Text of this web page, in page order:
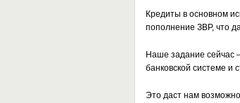
Кредиты в основном
пополнение ЗВР, что
Наше задание сейчас
банковской системе и
Это даст нам